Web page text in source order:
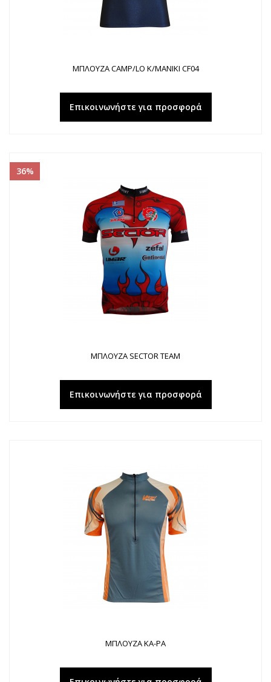
ΜΠΛΟΥΖΑ CAMP/LO K/MANIKI CF04
Επικοινωνήστε για προσφορά
36%
ΜΠΛΟΥΖΑ SECTOR TEAM
Επικοινωνήστε για προσφορά
ΜΠΛΟΥΖΑ KA-PA